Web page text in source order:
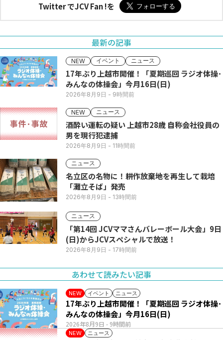
Twitter でJCV Fan !を
最新の記事
NEW イベント ニュース
17年ぶり上越市開催！「夏期巡回 ラジオ体操･
みんなの体操会」今月16日(日)
2026年8月9日 - 9時間前
NEW ニュース
酒酔い運転の疑い 上越市28歳 自称会社役員の
男を現行犯逮捕
2026年8月9日 - 11時間前
ニュース
名立区の名物に！耕作放棄地を再生して栽培
「灘立そば」発売
2026年8月9日 - 13時間前
ニュース
「第14回 JCVママさんバレーボール大会」9日
(日)からJCVスペシャルで放送！
2026年8月9日 - 17時間前
あわせて読みたい記事
NEW イベント ニュース
2026年8月9日 - 9時間前
17年ぶり上越市開催！「夏期巡回 ラジオ体操･
みんなの体操会」今月16日(日)
NEW ニュース